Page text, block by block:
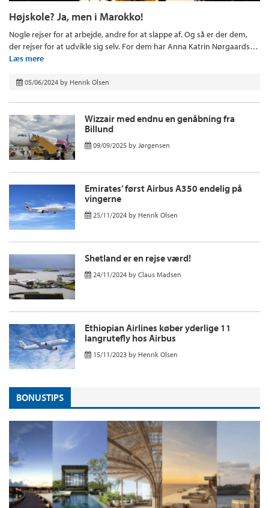
Højskole? Ja, men i Marokko!
Nogle rejser for at arbejde, andre for at slappe af. Og så er der dem,
der rejser for at udvikle sig selv. For dem har Anna Katrin Nørgaards…
Læs mere
05/06/2024 by Henrik Olsen
Wizzair med endnu en genåbning fra
Billund
09/09/2025 by Jørgensen
Emirates’ først Airbus A350 endelig på
vingerne
25/11/2024 by Henrik Olsen
Shetland er en rejse værd!
24/11/2024 by Claus Madsen
Ethiopian Airlines køber yderlige 11
langrutefly hos Airbus
15/11/2023 by Henrik Olsen
BONUSTIPS